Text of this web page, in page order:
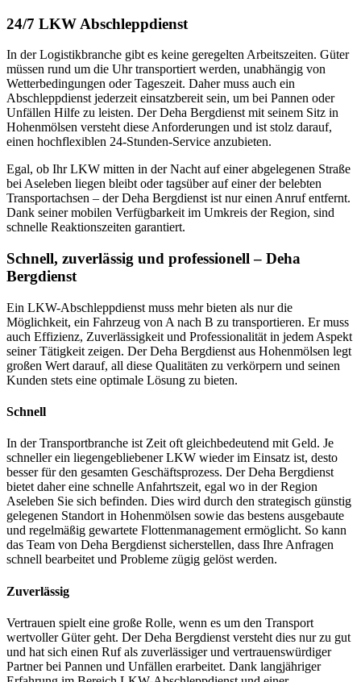
24/7 LKW Abschleppdienst
In der Logistikbranche gibt es keine geregelten Arbeitszeiten. Güter
müssen rund um die Uhr transportiert werden, unabhängig von
Wetterbedingungen oder Tageszeit. Daher muss auch ein
Abschleppdienst jederzeit einsatzbereit sein, um bei Pannen oder
Unfällen Hilfe zu leisten. Der Deha Bergdienst mit seinem Sitz in
Hohenmölsen versteht diese Anforderungen und ist stolz darauf,
einen hochflexiblen 24-Stunden-Service anzubieten.
Egal, ob Ihr LKW mitten in der Nacht auf einer abgelegenen Straße
bei Aseleben liegen bleibt oder tagsüber auf einer der belebten
Transportachsen – der Deha Bergdienst ist nur einen Anruf entfernt.
Dank seiner mobilen Verfügbarkeit im Umkreis der Region, sind
schnelle Reaktionszeiten garantiert.
Schnell, zuverlässig und professionell – Deha
Bergdienst
Ein LKW-Abschleppdienst muss mehr bieten als nur die
Möglichkeit, ein Fahrzeug von A nach B zu transportieren. Er muss
auch Effizienz, Zuverlässigkeit und Professionalität in jedem Aspekt
seiner Tätigkeit zeigen. Der Deha Bergdienst aus Hohenmölsen legt
großen Wert darauf, all diese Qualitäten zu verkörpern und seinen
Kunden stets eine optimale Lösung zu bieten.
Schnell
In der Transportbranche ist Zeit oft gleichbedeutend mit Geld. Je
schneller ein liegengebliebener LKW wieder im Einsatz ist, desto
besser für den gesamten Geschäftsprozess. Der Deha Bergdienst
bietet daher eine schnelle Anfahrtszeit, egal wo in der Region
Aseleben Sie sich befinden. Dies wird durch den strategisch günstig
gelegenen Standort in Hohenmölsen sowie das bestens ausgebaute
und regelmäßig gewartete Flottenmanagement ermöglicht. So kann
das Team von Deha Bergdienst sicherstellen, dass Ihre Anfragen
schnell bearbeitet und Probleme zügig gelöst werden.
Zuverlässig
Vertrauen spielt eine große Rolle, wenn es um den Transport
wertvoller Güter geht. Der Deha Bergdienst versteht dies nur zu gut
und hat sich einen Ruf als zuverlässiger und vertrauenswürdiger
Partner bei Pannen und Unfällen erarbeitet. Dank langjähriger